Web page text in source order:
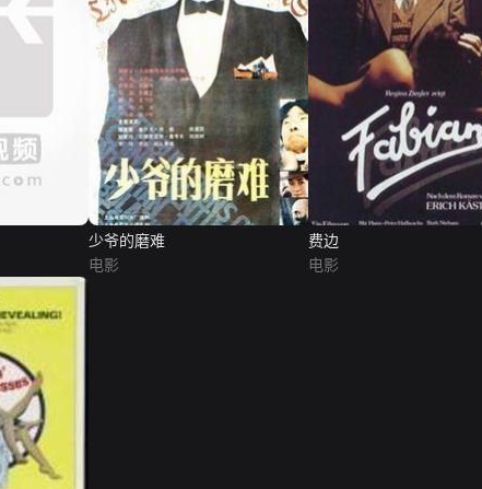
少爷的磨难
电影
费边
电影